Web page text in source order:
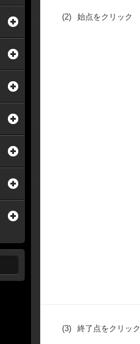
(2) 始点をクリック
(3) 終了点をクリック